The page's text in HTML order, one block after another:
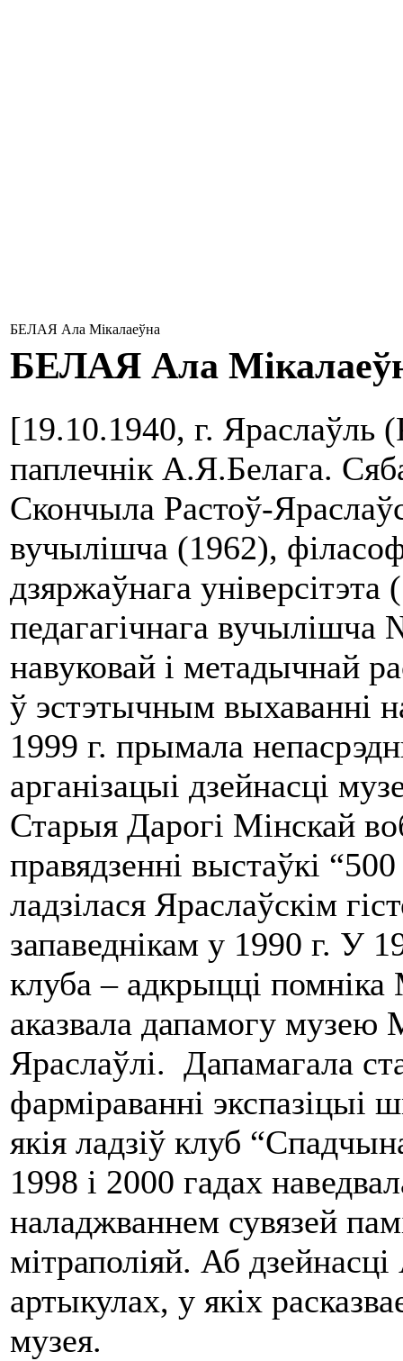
БЕЛАЯ Ала Мікалаеўна
БЕЛАЯ Ала
[19.10.1940, г. Яраслаўль
паплечнік А.Я.Белага.
Скончыла Растоў-
вучылішча (1962),
дзяржаўнага
педагагічнага
навуковай і метадычнай
ў эстэтычным выхаванні
1999 г. прымала
арганізацыі дзейнасці
Старыя Дарогі Мінскай
правядзенні выстаўкі
ладзілася Яраслаўскім
запаведнікам у 1990 г. У
клуба – адкрыцці
аказвала дапамогу музею
Яраслаўлі. Дапамагала
фарміраванні экспазіцыі
якія ладзіў клуб
1998 і 2000 гадах
наладжваннем сувязей
мітраполіяй. Аб
артыкулах, у якіх
музея.